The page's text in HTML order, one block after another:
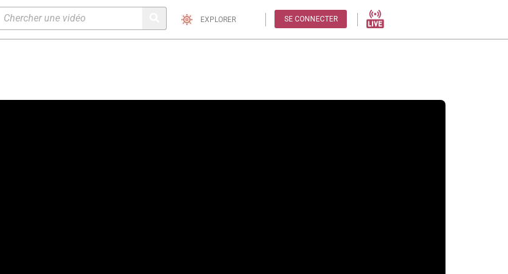
EXPLORER SE CONNECTER